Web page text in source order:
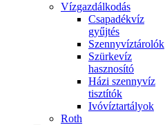
Vízgazdálkodás
Csapadékvíz
gyűjtés
Szennyvíztárolók
Szürkevíz
hasznosító
Házi szennyvíz
tisztítók
Ivóvíztartályok
Roth